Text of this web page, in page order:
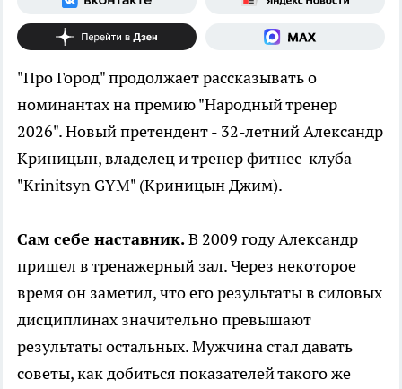
"Про Город" продолжает рассказывать о
номинантах на премию "Народный тренер
2026". Новый претендент - 32-летний Александр
Криницын, владелец и тренер фитнес-клуба
"Krinitsyn GYM" (Криницын Джим).
Сам себе наставник.В 2009 году Александр
пришел в тренажерный зал. Через некоторое
время он заметил, что его результаты в силовых
дисциплинах значительно превышают
результаты остальных. Мужчина стал давать
советы, как добиться показателей такого же